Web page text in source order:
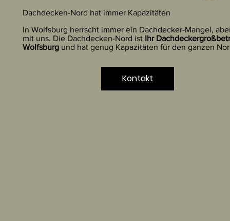
Dachdecken-Nord hat immer Kapazitäten
In Wolfsburg herrscht immer ein Dachdecker-Mangel,
mit uns. Die Dachdecken-Nord ist Ihr
Wolfsburg und hat genug Kapazitäten für den ganzen
Kontakt